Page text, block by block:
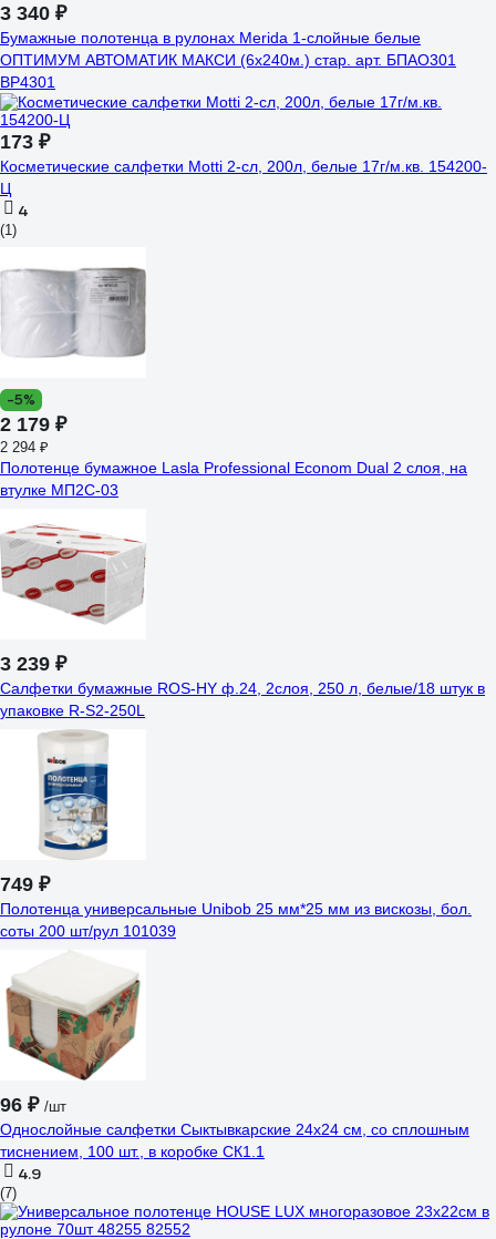
3 340 ₽
Бумажные полотенца в рулонах Merida 1-слойные белые
ОПТИМУМ АВТОМАТИК МАКСИ (6х240м.) стар. арт. БПАО301
BP4301
173 ₽
Косметические салфетки Motti 2-сл, 200л, белые 17г/м.кв. 154200-
Ц
4
(1)
-5%
2 179 ₽
2 294 ₽
Полотенце бумажное Lasla Professional Econom Dual 2 слоя, на
втулке МП2С-03
3 239 ₽
Салфетки бумажные ROS-HY ф.24, 2слоя, 250 л, белые/18 штук в
упаковке R-S2-250L
749 ₽
Полотенца универсальные Unibob 25 мм*25 мм из вискозы, бол.
соты 200 шт/рул 101039
96 ₽ /шт
Однослойные салфетки Сыктывкарские 24x24 см, со сплошным
тиснением, 100 шт., в коробке СК1.1
4.9
(7)